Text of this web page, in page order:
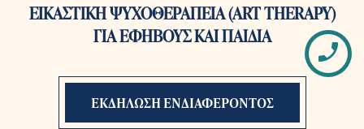
ΕΙΚΑΣΤΙΚΗ ΨΥΧΟΘΕΡΑΠΕΙΑ (ART THERAPY)
ΓΙΑ ΕΦΗΒΟΥΣ ΚΑΙ ΠΑΙΔΙΑ
ΕΚΔΗΛΩΣΗ ΕΝΔΙΑΦΕΡΟΝΤΟΣ
© roē 2026 All Right Reserved
Όροι Χρήσης- Πολιτική Απορρήτου